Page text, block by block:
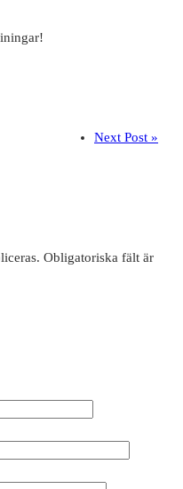
Next Post »
Obligatoriska fält är